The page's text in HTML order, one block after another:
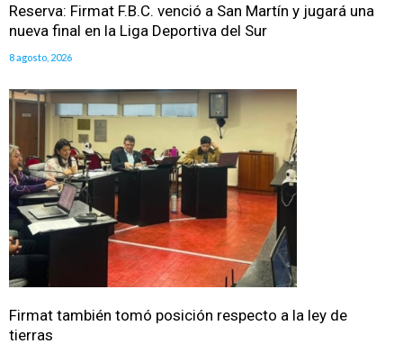
Reserva: Firmat F.B.C. venció a San Martín y jugará una
nueva final en la Liga Deportiva del Sur
8 agosto, 2026
Firmat también tomó posición respecto a la ley de
tierras